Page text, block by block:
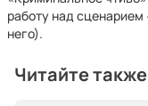
работу над сценарием
него).
Читайте